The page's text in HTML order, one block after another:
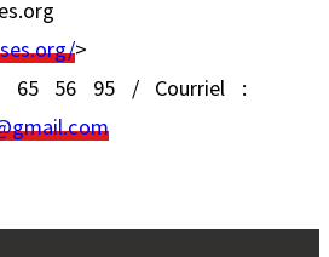
>
65 56 95 / Courriel :